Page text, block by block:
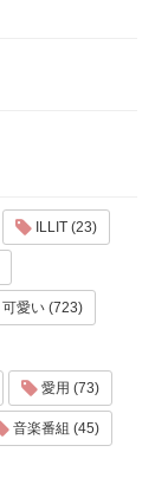
ILLIT (23)
可愛い (723)
愛用 (73)
音楽番組 (45)